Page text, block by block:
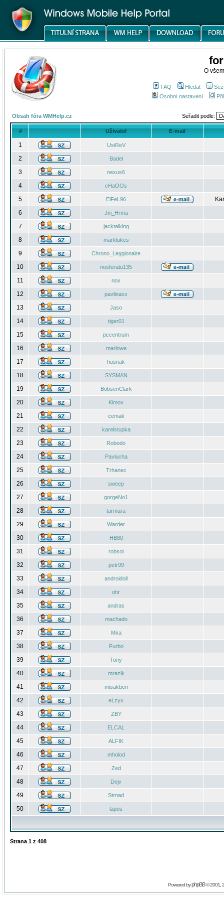
O
FAQ Hledat
Osobní nastavení
Obsah fóra WMHelp.cz Seřadit podle:
# Uživatel E-mail
1 UsiReV
2 Badel
3 nexus6
4 cHaOOs
5 EiFeL96
6
Jiri_Hrma
7 jacktalking
8 marklukes
9 Chrono_Leggionaire
10 nosferatu135
11 nox
12 pavlinaxx
13 Jaso
14 tiger01
15 pccentrum
16 marlowe
17 husnak
18 SYSMAN
19 BobsenClark
20 Kimov
21 cemak
22 karelstupka
23 Robodo
24 Pavlucha
25 Trhanec
26 sweep
27 gorgeNo1
28 tarmara
29 Warder
30 HB80
31 robsol
32 petr99
33 androidoll
34 ohr
35 andras
36 machado
37 Mira
38 Furbo
39 Tony
40 mrazik
41 misakben
42 eLzyx
43 ZBY
44 ELCAL
45 ALFIK
46 mholod
47 Zed
48 Dejv
49 Strnad
50 lapos
Strana 1 z 408
Powered byphpBB© 2001,